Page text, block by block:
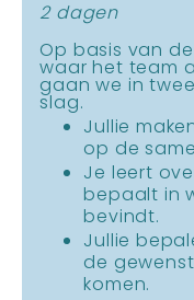
2 dagen
Op basis van
waar het team
gaan we in
slag.
Jullie
op de
Je leert
bepaalt in
bevindt.
Jullie
de
komen.